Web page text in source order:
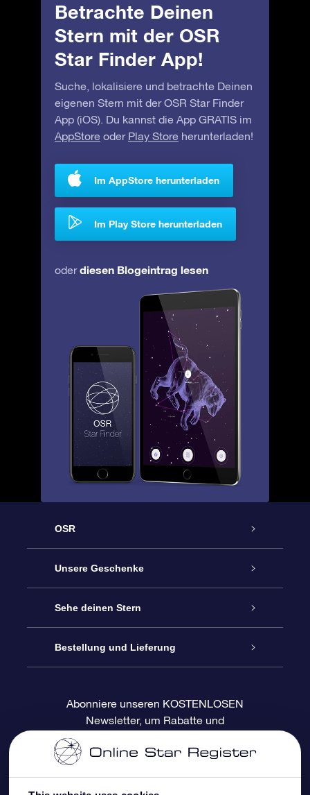
Betrachte Deinen
Stern mit der OSR
Star Finder App!
Suche, lokalisiere und betrachte Deinen
eigenen Stern mit der OSR Star Finder
App (iOS). Du kannst die App GRATIS im
AppStore oder Play Store herunterladen!
Im AppStore herunterladen
Im Play Store herunterladen
oderdiesen Blogeintrag lesen
OSR
Service
Kontakt
Blog
Bewertungen
Unsere Geschenke
Sterne schenken
OSR-Geschenkpaket
OSR-Geschenkgutschein
Firmengeschenke
Sehe deinen Stern
Sternregister
Personalisierte Sternseite
One Million Stars
Bestellung und Lieferung
Zahlungsinformationen
Versandinformationen
Abonniere unseren KOSTENLOSEN
Newsletter, um Rabatte und